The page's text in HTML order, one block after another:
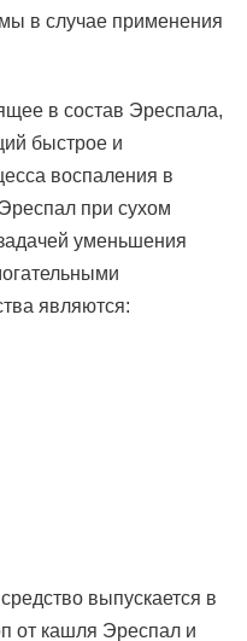
в случае применения
в состав Эреспала,
быстрое и
воспаления в
при сухом
уменьшения
являются:
выпускается в
от кашля Эреспал и